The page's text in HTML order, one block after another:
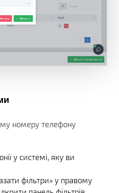
номеру телефону
у системі, яку ви
фільтри» у правому